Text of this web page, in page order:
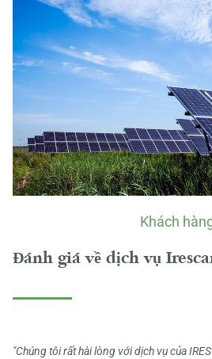
Khách
Đánh giá về dịch vụ
"Chúng tôi rất hài lòng với dịch vụ của